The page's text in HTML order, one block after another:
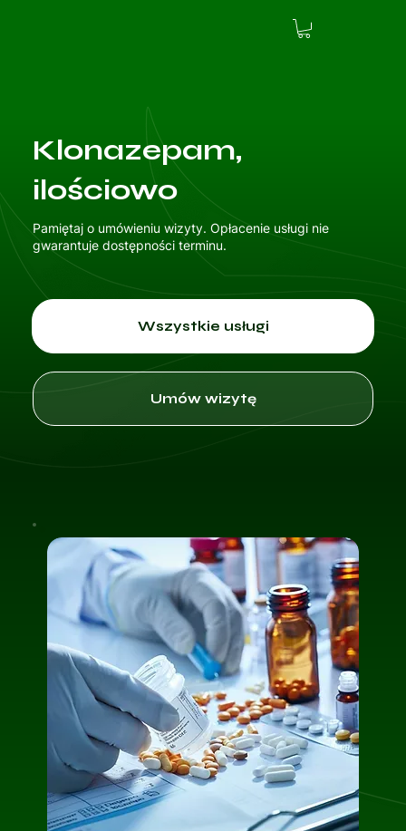
Klonazepam,
ilościowo
Pamiętaj o umówieniu wizyty. Opłacenie usługi nie
gwarantuje dostępności terminu.
Wszystkie usługi
Umów wizytę